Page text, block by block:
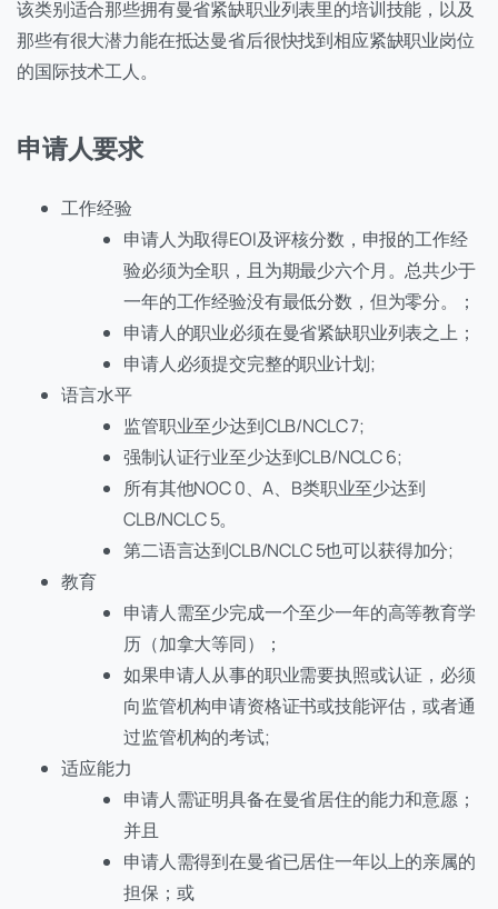
该类别适合那些拥有曼省紧缺职业列表里的培训技能，以及
那些有很大潜力能在抵达曼省后很快找到相应紧缺职业岗位
的国际技术工人。
申请人要求
工作经验
申请人为取得EOI及评核分数，申报的工作经
验必须为全职，且为期最少六个月。总共少于
一年的工作经验没有最低分数，但为零分。；
申请人的职业必须在曼省紧缺职业列表之上；
申请人必须提交完整的职业计划;
语言水平
监管职业至少达到CLB/NCLC 7;
强制认证行业至少达到CLB/NCLC 6;
所有其他NOC 0、A、B类职业至少达到
CLB/NCLC 5。
第二语言达到CLB/NCLC 5也可以获得加分;
教育
申请人需至少完成一个至少一年的高等教育学
历（加拿大等同）；
如果申请人从事的职业需要执照或认证，必须
向监管机构申请资格证书或技能评估，或者通
过监管机构的考试;
适应能力
申请人需证明具备在曼省居住的能力和意愿；
并且
申请人需得到在曼省已居住一年以上的亲属的
担保；或